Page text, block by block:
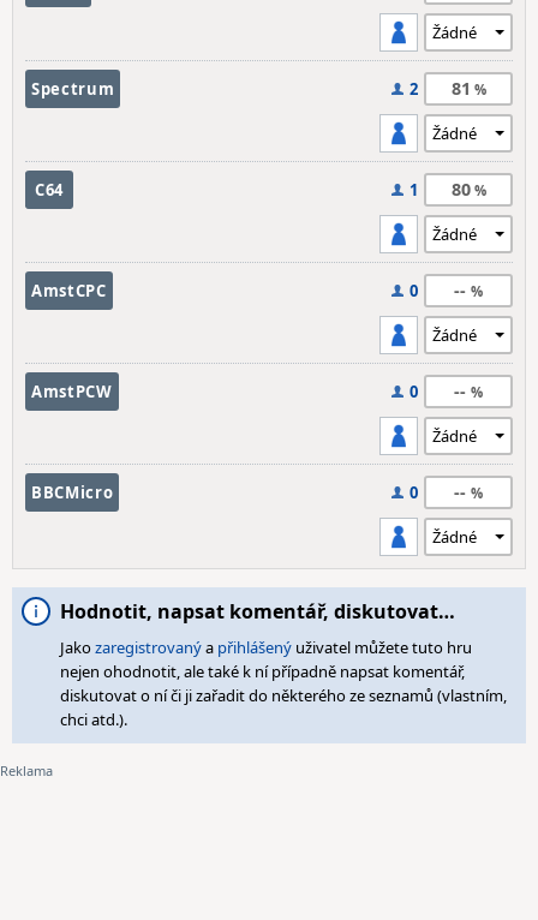
Spectrum 2 81
C64 1 80
AmstCPC 0 --
AmstPCW 0 --
BBCMicro 0 --
Hodnotit, napsat komentář, diskutovat…
Jakozaregistrovanýa přihlášený uživatel můžete tuto hru
nejen ohodnotit, ale také k ní případně napsat komentář,
diskutovat o ní či ji zařadit do některého ze seznamů (vlastním,
chci atd.).